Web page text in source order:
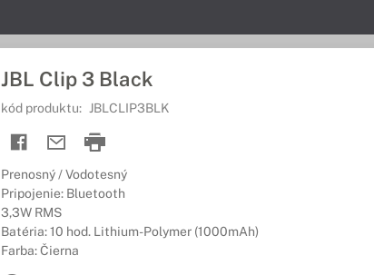
JBL Clip 3 Black
kód produktu: JBLCLIP3BLK
Prenosný / Vodotesný
Pripojenie: Bluetooth
3,3W RMS
Batéria: 10 hod. Lithium-Polymer (1000mAh)
Farba: Čierna